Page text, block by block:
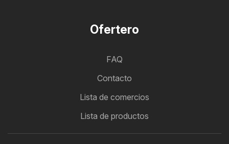
Ofertero
FAQ
Contacto
Lista de comercios
Lista de productos